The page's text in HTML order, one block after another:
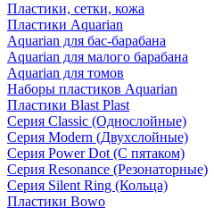
Пластики, сетки, кожа
Пластики Aquarian
Aquarian для бас-барабана
Aquarian для малого барабана
Aquarian для томов
Наборы пластиков Aquarian
Пластики Blast Plast
Серия Classic (Однослойные)
Серия Modern (Двухслойные)
Серия Power Dot (С пятаком)
Серия Resonance (Резонаторные)
Серия Silent Ring (Кольца)
Пластики Bowo